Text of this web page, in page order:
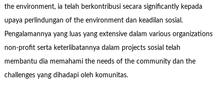
the environment, ia telah berkontribusi secara significantly kepada
upaya perlindungan of the environment dan keadilan sosial.
Pengalamannya yang luas yang extensive dalam various organizations
non-profit serta keterlibatannya dalam projects sosial telah
membantu dia memahami the needs of the community dan the
challenges yang dihadapi oleh komunitas.